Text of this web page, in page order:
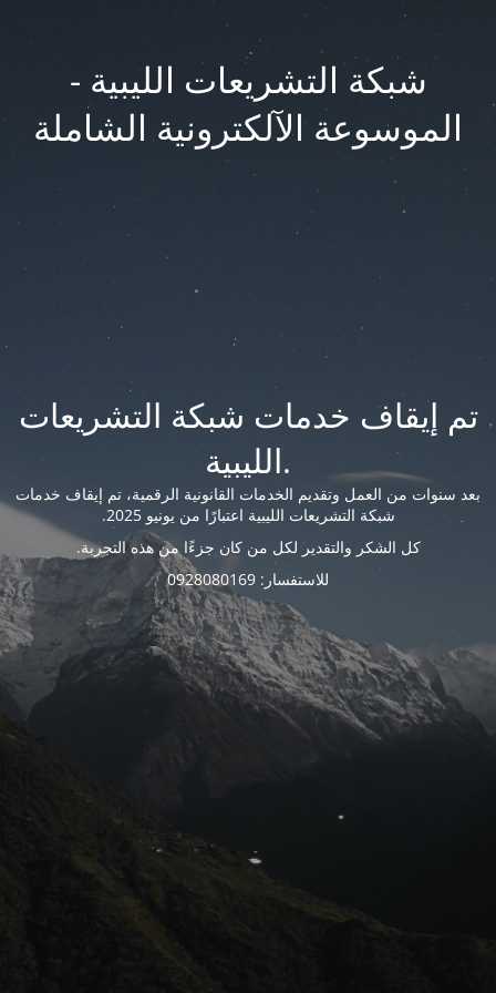
شبكة التشريعات الليبية -
الموسوعة الآلكترونية الشاملة
تم إيقاف خدمات شبكة التشريعات
الليبية.
بعد سنوات من العمل وتقديم الخدمات القانونية الرقمية، تم إيقاف خدمات
شبكة التشريعات الليبية اعتبارًا من يونيو 2025.
كل الشكر والتقدير لكل من كان جزءًا من هذه التجربة.
للاستفسار: 0928080169